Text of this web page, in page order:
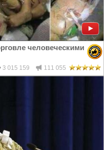
человеческими
3 015 159 111 055